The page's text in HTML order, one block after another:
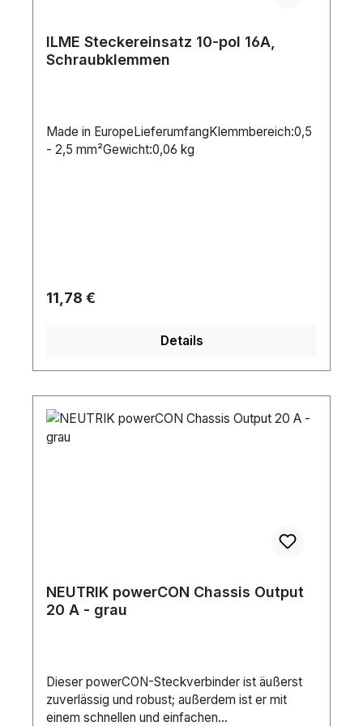
ILME Steckereinsatz 10-pol 16A,
Schraubklemmen
Made in EuropeLieferumfangKlemmbereich:0,5
- 2,5 mm²Gewicht:0,06 kg
Regulärer Preis:
11,78 €
Details
NEUTRIK powerCON Chassis Output
20 A - grau
Dieser powerCON-Steckverbinder ist äußerst
zuverlässig und robust; außerdem ist er mit
einem schnellen und einfachen